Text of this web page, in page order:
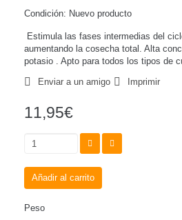
Condición: Nuevo producto
Estimula las fases intermedias del
aumentando la cosecha total. Alta
potasio . Apto para todos los tipos de
Enviar a un amigo
Imprimir
11,95€
Añadir al carrito
Peso